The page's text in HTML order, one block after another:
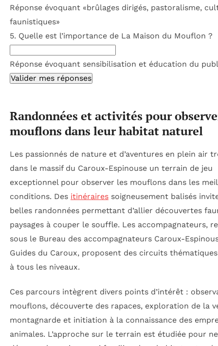
Réponse évoquant «brûlages dirigés, pastoralisme,
faunistiques»
5. Quelle est l’importance de La Maison du Mouflon ?
Réponse évoquant sensibilisation et éducation du
Valider mes réponses
Randonnées et activités pour
mouflons dans leur habitat naturel
Les passionnés de nature et d’aventures en plein air
dans le massif du Caroux-Espinouse un terrain de jeu
exceptionnel pour observer les mouflons dans les
conditions. Des itinéraires soigneusement balisés
belles randonnées permettant d’allier découvertes
paysages à couper le souffle. Les accompagnateurs,
sous le Bureau des accompagnateurs Caroux-
Guides du Caroux, proposent des circuits
à tous les niveaux.
Ces parcours intègrent divers points d’intérêt :
mouflons, découverte des rapaces, exploration de la
montagnarde et initiation à la connaissance des
animales. L’approche sur le terrain est étudiée pour